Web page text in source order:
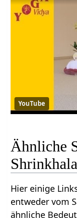
YouTube
Ähnliche
Hier einige
entweder vom
ähnliche